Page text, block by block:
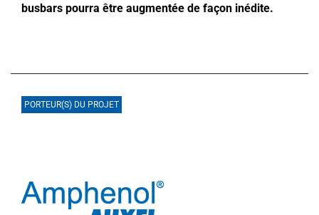
busbars pourra être augmentée de façon inédite.
PORTEUR(S) DU PROJET